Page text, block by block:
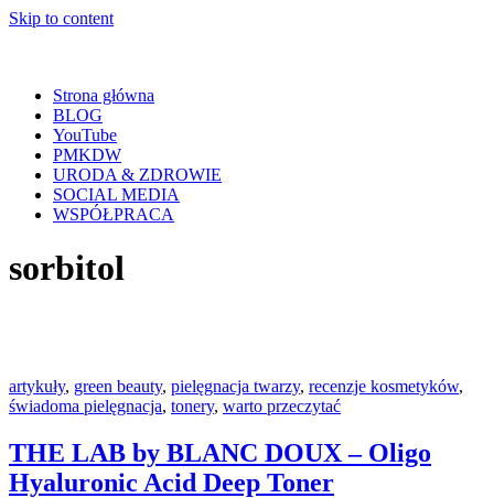
Skip to content
Strona główna
BLOG
YouTube
PMKDW
URODA & ZDROWIE
SOCIAL MEDIA
WSPÓŁPRACA
sorbitol
artykuły, green beauty, pielęgnacja twarzy, recenzje kosmetyków,
świadoma pielęgnacja, tonery, warto przeczytać
THE LAB by BLANC DOUX – Oligo
Hyaluronic Acid Deep Toner